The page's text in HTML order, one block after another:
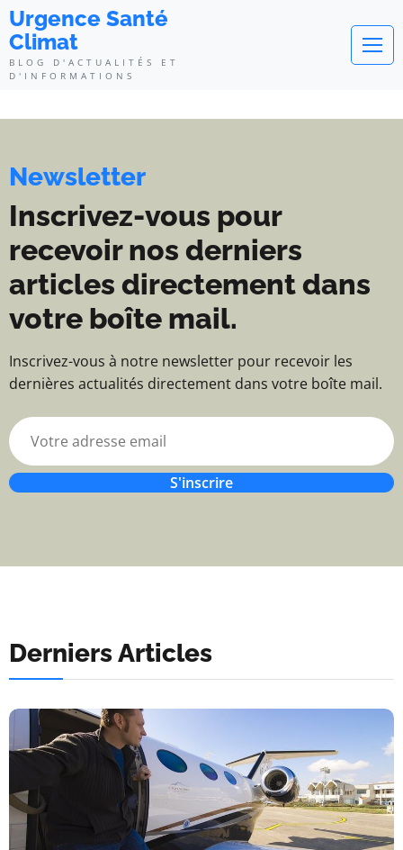
Urgence Santé Climat - Blog
Urgence Santé
Climat
BLOG D'ACTUALITÉS ET
D'INFORMATIONS
Newsletter
Inscrivez-vous pour
recevoir nos derniers
articles directement dans
votre boîte mail.
Inscrivez-vous à notre newsletter pour recevoir les
dernières actualités directement dans votre boîte mail.
S'inscrire
Derniers Articles